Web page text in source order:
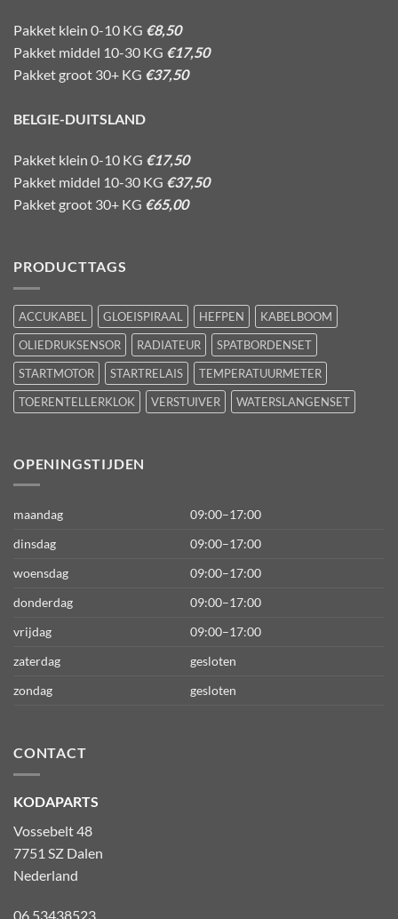
Pakket klein 0-10 KG €8,50
Pakket middel 10-30 KG €17,50
Pakket groot 30+ KG €37,50
BELGIE-DUITSLAND
Pakket klein 0-10 KG €17,50
Pakket middel 10-30 KG €37,50
Pakket groot 30+ KG €65,00
PRODUCTTAGS
ACCUKABEL GLOEISPIRAAL HEFPEN
KABELBOOM
OLIEDRUKSENSOR
RADIATEUR
SPATBORDENSET
STARTMOTOR
STARTRELAIS
TEMPERATUURMETER
TOERENTELLERKLOK
VERSTUIVER WATERSLANGENSET
OPENINGSTIJDEN
maandag
09:00–17:00
dinsdag
09:00–17:00
woensdag
09:00–17:00
donderdag
09:00–17:00
vrijdag
09:00–17:00
zaterdag
gesloten
zondag
gesloten
CONTACT
KODAPARTS
Vossebelt 48
7751 SZ Dalen
Nederland
06 53438523